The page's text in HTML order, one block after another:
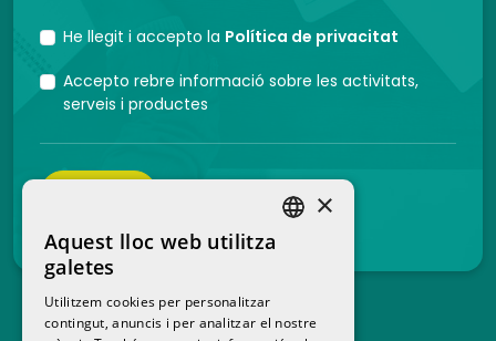
He llegit i accepto la Política de privacitat
Accepto rebre informació sobre les activitats,
serveis i productes
×
Aquest lloc web utilitza
galetes
Utilitzem cookies per personalitzar
contingut, anuncis i per analitzar el nostre